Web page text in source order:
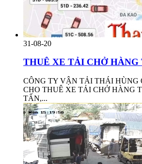
31-08-20
THUÊ XE TẢI CHỞ HÀNG
CÔNG TY VẬN TẢI THÁI HÙNG
CHO THUÊ XE TẢI CHỞ HÀNG
TẤN,...